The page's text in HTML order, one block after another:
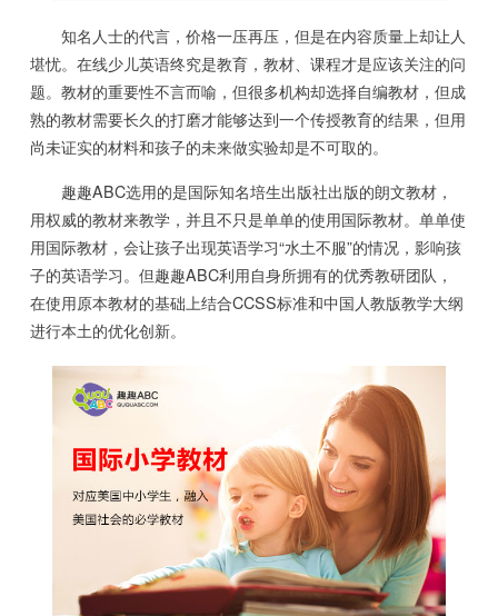
知名人士的代言，价格一压再压，但是在内容质量上却让人
堪忧。在线少儿英语终究是教育，教材、课程才是应该关注的问
题。教材的重要性不言而喻，但很多机构却选择自编教材，但成
熟的教材需要长久的打磨才能够达到一个传授教育的结果，但用
尚未证实的材料和孩子的未来做实验却是不可取的。
趣趣ABC选用的是国际知名培生出版社出版的朗文教材，
用权威的教材来教学，并且不只是单单的使用国际教材。单单使
用国际教材，会让孩子出现英语学习“水土不服”的情况，影响孩
子的英语学习。但趣趣ABC利用自身所拥有的优秀教研团队，
在使用原本教材的基础上结合CCSS标准和中国人教版教学大纲
进行本土的优化创新。